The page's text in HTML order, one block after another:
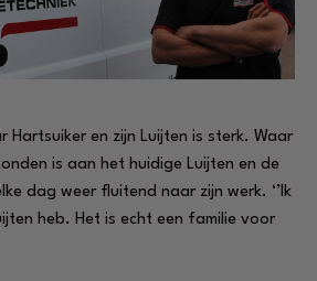
Hartsuiker en zijn Luijten is sterk. Waar
is aan het huidige Luijten en de
dag weer fluitend naar zijn werk. ‘’Ik
heb. Het is echt een familie voor